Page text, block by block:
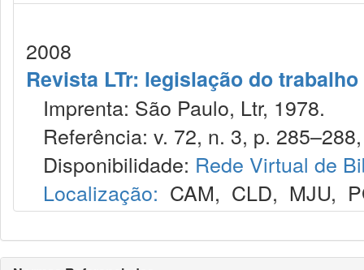
2008
Revista LTr: legislação do trabalho
Imprenta: São Paulo, Ltr, 1978.
Referência: v. 72, n. 3, p.
Disponibilidade: Rede Virtual de
Localização: CAM, CLD, MJU,